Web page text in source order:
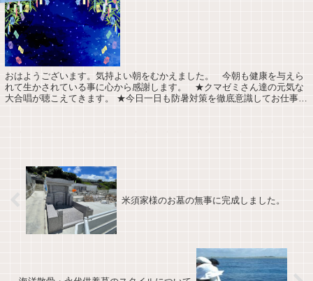
おはようございます。気持よい朝をむかえました。 今朝も健康を与えら
れて生かされている事に心から感謝します。 ★クマゼミさん達の元気な
大合唱が聴こえてきます。 ★今日一日も防暑対策を徹底意識してお仕事さ
米須家様のお墓の無事に完成しました。